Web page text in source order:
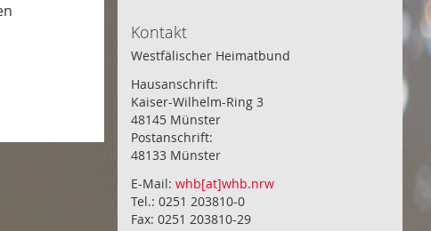
Kontakt
Westfälischer Heimatbund
Hausanschrift:
Kaiser-Wilhelm-Ring 3
48145 Münster
Postanschrift:
48133 Münster
E-Mail: whb[at]whb.nrw
Tel.: 0251 203810-0
Fax: 0251 203810-29